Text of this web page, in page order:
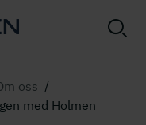
oss /
med Holmen